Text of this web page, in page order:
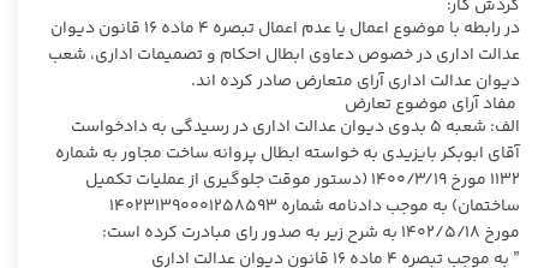
گردش کار:
در رابطه با موضوع اعمال یا عدم اعمال تبصره ۴ ماده ۱۶ قانون دیوان
عدالت اداری در خصوص دعاوی ابطال احکام و تصمیمات اداری، شعب
دیوان عدالت اداری آرای متعارض صادر کرده اند.
مفاد آرای موضوع تعارض
الف: شعبه ۵ بدوی دیوان عدالت اداری در رسیدگی به دادخواست
آقای ابوبکر بایزیدی به خواسته ابطال پروانه ساخت مجاور به شماره
۱۱۳۲ مورخ ۱۴۰۰/۳/۱۹ (دستور موقت جلوگیری از عملیات تکمیل
ساختمان) به موجب دادنامه شماره ۱۴۰۲۳۱۳۹۰۰۰۱۲۵۸۵۹۳
مورخ ۱۴۰۲/۵/۱۸ به شرح زیر به صدور رای مبادرت کرده است:
” به موجب تبصره ۴ ماده ۱۶ قانون دیوان عدالت اداری